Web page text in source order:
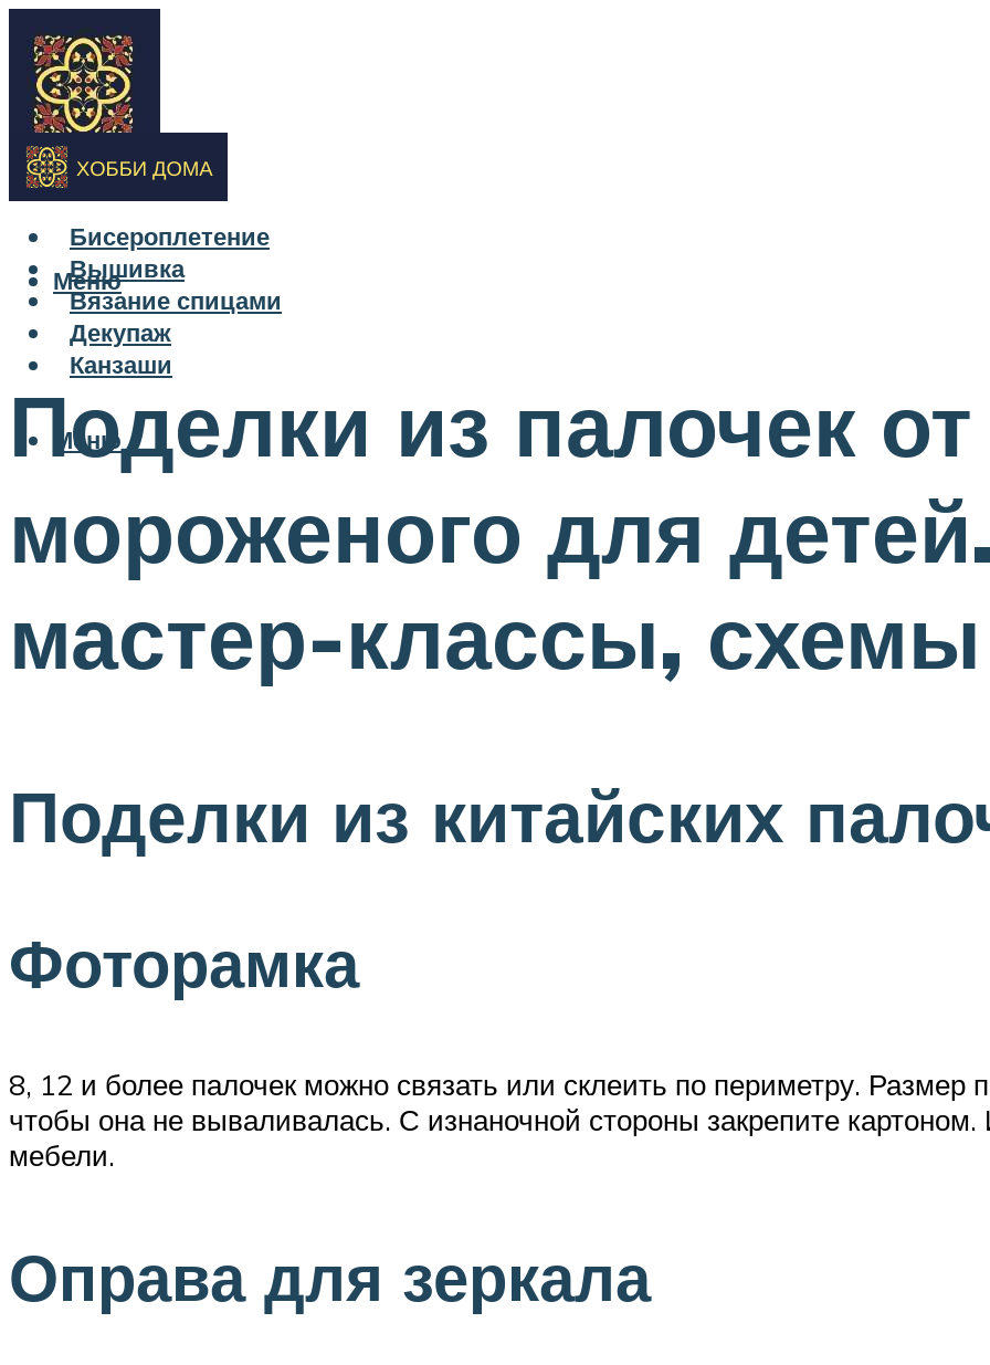
Бисероплетение
Вышивка
Вязание спицами
Декупаж
Канзаши
Меню
Меню
Поделки из палочек от
мороженого для
мастер-классы, схемы
Поделки из китайских
Фоторамка
8, 12 и более палочек можно связать или склеить по периметру. Размер
чтобы она не вываливалась. С изнаночной стороны закрепите
мебели.
Оправа для зеркала